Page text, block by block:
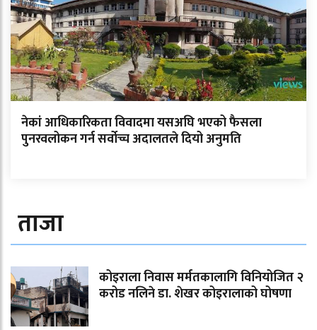
नेकां आधिकारिकता विवादमा यसअघि भएको फैसला
पुनरवलोकन गर्न सर्वोच्च अदालतले दियो अनुमति
ताजा
कोइराला निवास मर्मतकालागि विनियोजित २
करोड नलिने डा. शेखर कोइरालाको घोषणा